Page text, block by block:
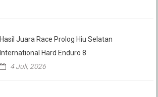
Hasil Juara Race Prolog Hiu Selatan
International Hard Enduro 8
4 Juli, 2026